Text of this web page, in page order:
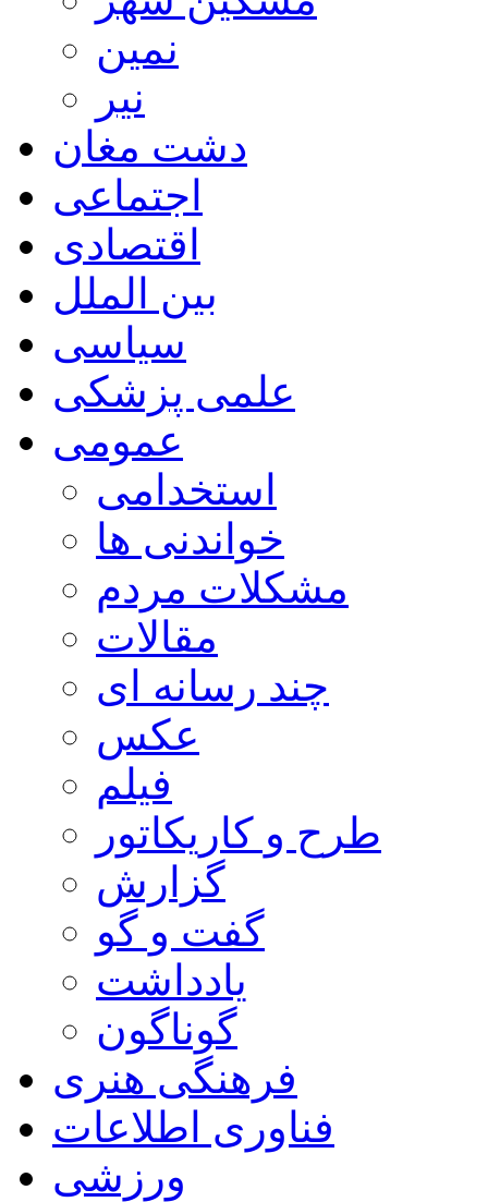
نمین
نیر
دشت مغان
اجتماعی
اقتصادی
بین الملل
سیاسی
علمی پزشکی
عمومی
استخدامی
خواندنی ها
مشکلات مردم
مقالات
چند رسانه ای
عکس
فیلم
طرح و کاریکاتور
گزارش
گفت و گو
یادداشت
گوناگون
فرهنگی هنری
فناوری اطلاعات
ورزشی